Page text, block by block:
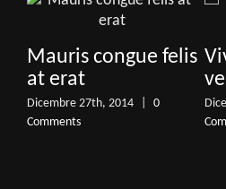
Mauris congue felis
at erat
Dicembre 27th, 2014
0
Comments